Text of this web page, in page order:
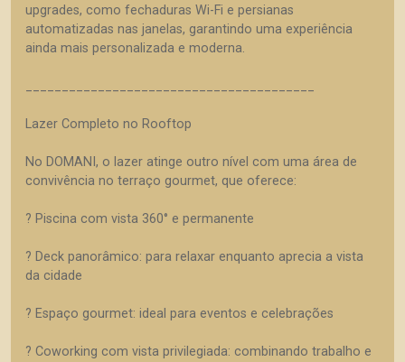
upgrades, como fechaduras Wi-Fi e persianas
automatizadas nas janelas, garantindo uma experiência
ainda mais personalizada e moderna.
Lazer Completo no Rooftop
No DOMANI, o lazer atinge outro nível com uma área de
convivência no terraço gourmet, que oferece:
? Piscina com vista 360° e permanente
? Deck panorâmico: para relaxar enquanto aprecia a vista
da cidade
? Espaço gourmet: ideal para eventos e celebrações
? Coworking com vista privilegiada: combinando trabalho e